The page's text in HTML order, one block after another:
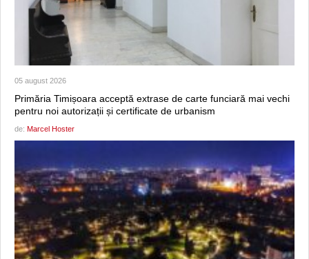
05 august 2026
Primăria Timișoara acceptă extrase de carte funciară mai vechi
pentru noi autorizații și certificate de urbanism
de: Marcel Hoster